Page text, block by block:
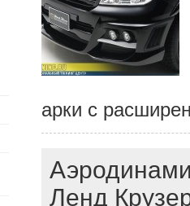
арки с
Ленд